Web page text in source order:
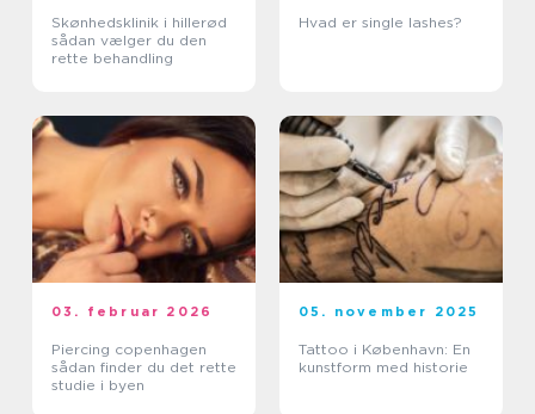
Skønhedsklinik i hillerød
sådan vælger du den
rette behandling
Hvad er single lashes?
03. februar 2026
Piercing copenhagen
sådan finder du det rette
studie i byen
05. november 2025
Tattoo i København: En
kunstform med historie